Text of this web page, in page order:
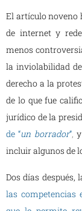
El artículo noveno
de internet y
menos
la inviolabilidad
derecho a la
de lo que fue
jurídico de la
de “un borrador”,
incluir algunos de
Dos días después,
las competencias